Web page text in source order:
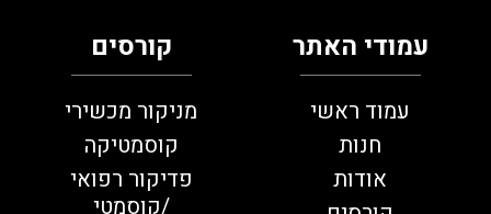
עמודי האתר
עמוד ראשי
חנות
אודות
קורסים
מניקור מכשירי
קוסמטיקה
פדיקור רפואי
/קוסמטי